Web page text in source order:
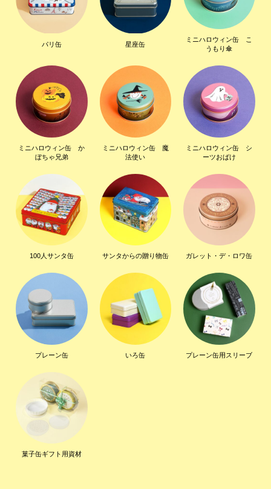
パリ缶 星座缶
ミニハロウィン缶 こ
うもり傘
ミニハロウィン缶 か
ぼちゃ兄弟
ミニハロウィン缶 魔
法使い
ミニハロウィン缶 シ
ーツおばけ
100人サンタ缶 サンタからの贈り物缶 ガレット・デ・ロワ缶
プレーン缶 いろ缶 プレーン缶用スリーブ
菓子缶ギフト用資材